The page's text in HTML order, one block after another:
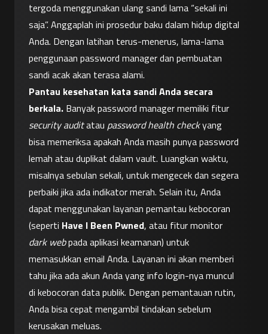
tergoda menggunakan ulang sandi lama “sekali ini
saja”. Anggaplah ini prosedur baku dalam hidup digital
Anda. Dengan latihan terus-menerus, lama-lama
penggunaan password manager dan pembuatan
sandi acak akan terasa alami.
Pantau kesehatan kata sandi Anda secara
berkala.
security audit atau password health check yang
bisa memeriksa apakah Anda masih punya password
lemah atau duplikat dalam vault. Luangkan waktu,
misalnya sebulan sekali, untuk mengecek dan segera
perbaiki jika ada indikator merah. Selain itu, Anda
dapat menggunakan layanan pemantau kebocoran
(seperti Have I Been Pwned
dark web pada aplikasi keamanan) untuk
memasukkan email Anda. Layanan ini akan memberi
tahu jika ada akun Anda yang info login-nya muncul
di kebocoran data publik. Dengan pemantauan rutin,
Anda bisa cepat mengambil tindakan sebelum
kerusakan meluas.